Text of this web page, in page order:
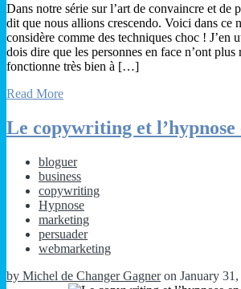
Dans notre série sur l’art de convaincre et de
dit que nous allions crescendo. Voici dans ce
considère comme des techniques choc ! J’en
dois dire que les personnes en face n’ont plus
fonctionne très bien à […]
Read More
Le copywriting et l’hypnose
bloguer
business
copywriting
Hypnose
marketing
persuader
webmarketing
by Michel de Changer Gagner on January